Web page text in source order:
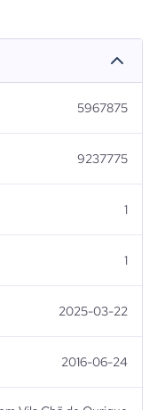
5967875
9237775
1
1
2025-03-22
2016-06-24